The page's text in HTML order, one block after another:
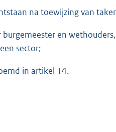
na toewijzing van
en
sector;
in artikel 14.